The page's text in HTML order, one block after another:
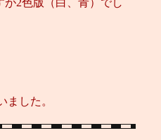
2色版（白、青）でし
した。